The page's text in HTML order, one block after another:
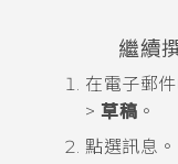
繼續
在電子郵
> 草稿 。
點選訊息。